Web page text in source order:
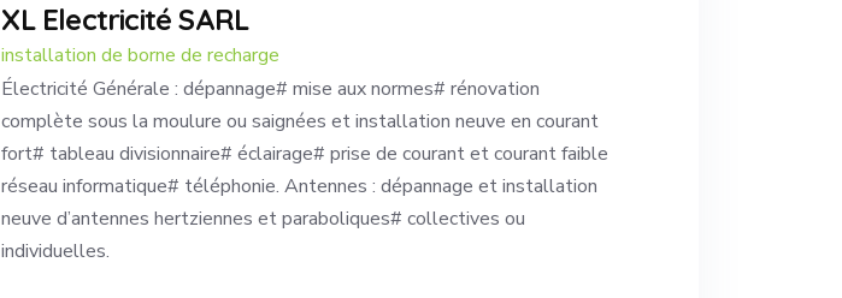
XL Electricité SARL
installation de borne de recharge
Électricité Générale : dépannage# mise aux normes# rénovation
complète sous la moulure ou saignées et installation neuve en courant
fort# tableau divisionnaire# éclairage# prise de courant et courant faible
réseau informatique# téléphonie. Antennes : dépannage et installation
neuve d’antennes hertziennes et paraboliques# collectives ou
individuelles.